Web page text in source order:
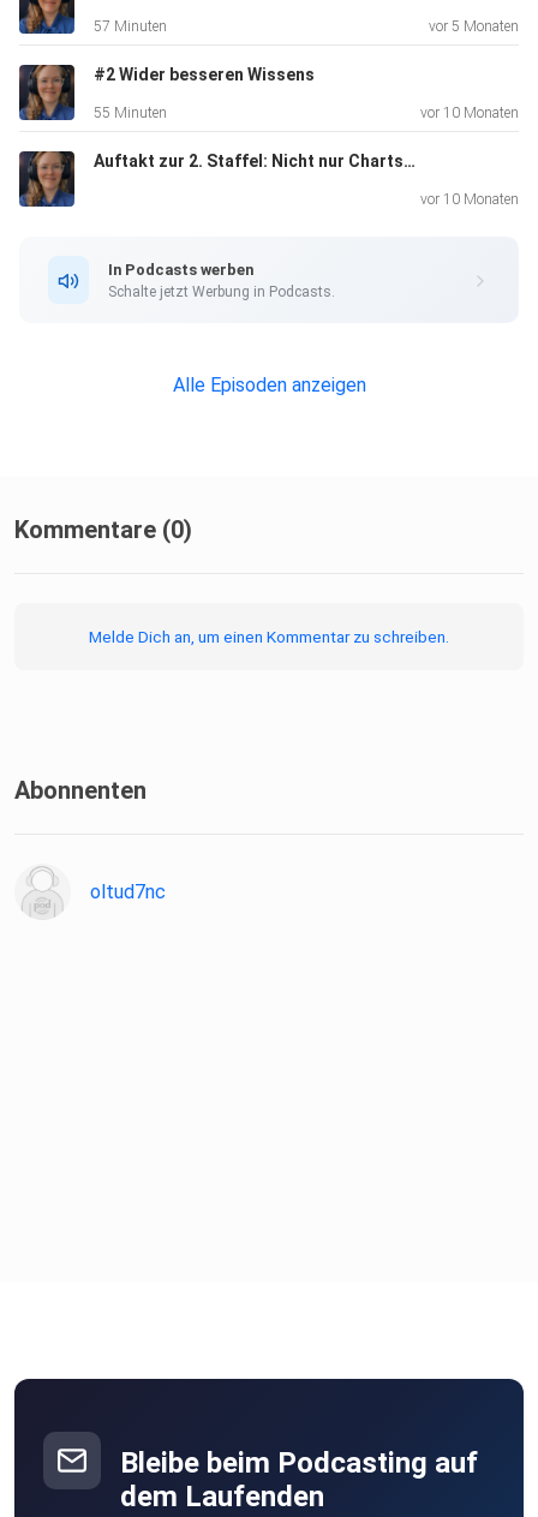
Und mit mir auch in meiner Praxis live vor Ort in Mölln
Termine
57 Minuten vor 5 Monaten
#2 Wider besseren Wissens
55 Minuten vor 10 Monaten
Auftakt zur 2. Staffel: Nicht nur Charts: Warum Human Design jetzt größer wird
vor 10 Monaten
In Podcasts werben
Schalte jetzt Werbung in Podcasts.
Alle Episoden anzeigen
Kommentare (0)
Melde Dich an, um einen Kommentar zu schreiben.
Abonnenten
oltud7nc
Bleibe beim Podcasting auf
dem Laufenden